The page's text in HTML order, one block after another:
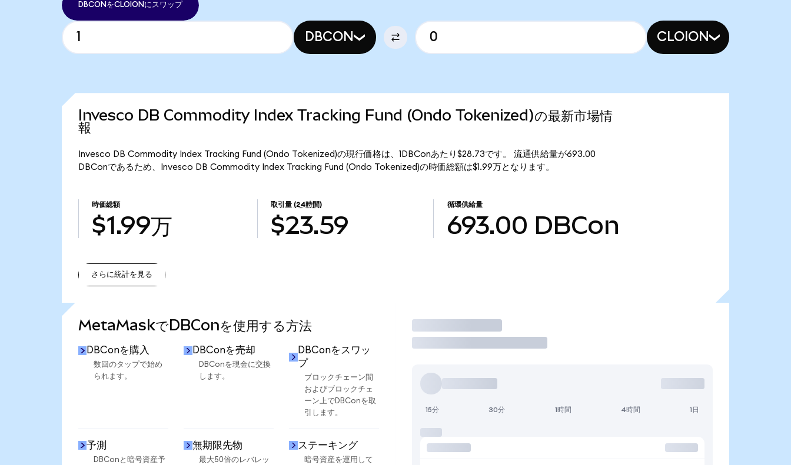
DBCONをCLOIONにスワップ
DBCON CLOION
Invesco DB Commodity Index Tracking Fund (Ondo Tokenized)の最新市場情
報
Invesco DB Commodity Index Tracking Fund (Ondo Tokenized)の現行価格は、1DBConあたり$28.73です。 流通供給量が693.00
DBConであるため、Invesco DB Commodity Index Tracking Fund (Ondo Tokenized)の時価総額は$1.99万となります。
時価総額
$1.99万
取引量 (24時間)
$23.59
循環供給量
693.00 DBCon
さらに統計を見る
MetaMaskでDBConを使用する方法
DBConを購入
数回のタップで始め
られます。
DBConを売却
DBConを現金に交換
します。
DBConをスワッ
プ
ブロックチェーン間
およびブロックチェ
ーン上でDBConを取
引します。
予測
DBConと暗号資産予
無期限先物
最大50倍のレバレッ
ステーキング
暗号資産を運用して
取引
15分 30分 1時間 4時間 1日